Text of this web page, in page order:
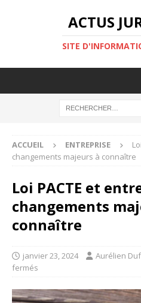
ACTUS
SITE
ACCUEIL ENTREPRISE
changements majeurs à connaître
Loi PACTE et
changements
connaître
janvier 23, 2024 Aurélien
fermés